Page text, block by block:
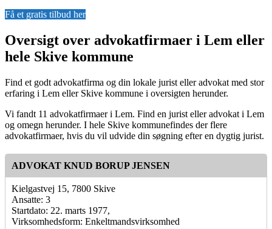
Få et gratis tilbud her
Oversigt over advokatfirmaer i Lem eller
hele Skive kommune
Find et godt advokatfirma og din lokale jurist eller advokat med stor
erfaring i Lem eller Skive kommune i oversigten herunder.
Vi fandt 11 advokatfirmaer i Lem. Find en jurist eller advokat i Lem
og omegn herunder. I hele Skive kommunefindes der flere
advokatfirmaer, hvis du vil udvide din søgning efter en dygtig jurist.
ADVOKAT KNUD BORUP JENSEN
Kielgastvej 15, 7800 Skive
Ansatte: 3
Startdato: 22. marts 1977,
Virksomhedsform: Enkeltmandsvirksomhed